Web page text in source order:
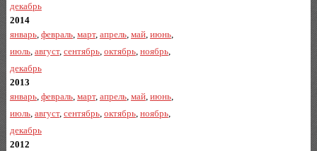
декабрь
2014
январь, февраль, март, апрель, май, июнь,
июль, август, сентябрь, октябрь, ноябрь,
декабрь
2013
январь, февраль, март, апрель, май, июнь,
июль, август, сентябрь, октябрь, ноябрь,
декабрь
2012